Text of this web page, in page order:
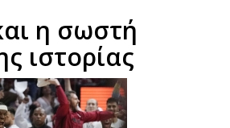
η σωστή
ιστορίας